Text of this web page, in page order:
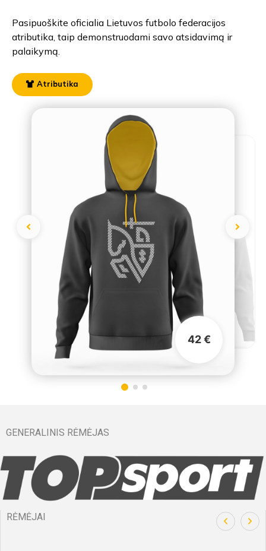
42 €
Pasipuoškite oficialia Lietuvos futbolo federacijos
atributika, taip demonstruodami savo atsidavimą ir
palaikymą.
Atributika
GENERALINIS RĖMĖJAS
RĖMĖJAI